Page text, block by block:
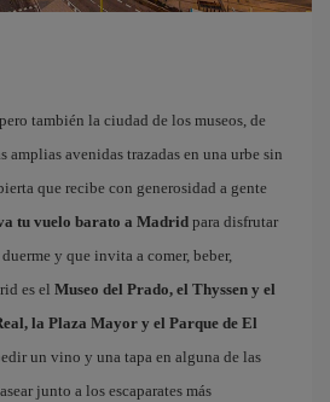
también la ciudad de los museos, de
amplias avenidas trazadas en una urbe sin
que recibe con generosidad a gente
tu vuelo barato a Madrid para disfrutar
y que invita a comer, beber,
es el Museo del Prado, el Thyssen y el
la Plaza Mayor y el Parque de El
un vino y una tapa en alguna de las
junto a los escaparates más